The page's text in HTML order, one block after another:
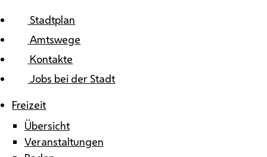
Stadtplan
Amtswege
Kontakte
Jobs bei der Stadt
Freizeit
Übersicht
Veranstaltungen